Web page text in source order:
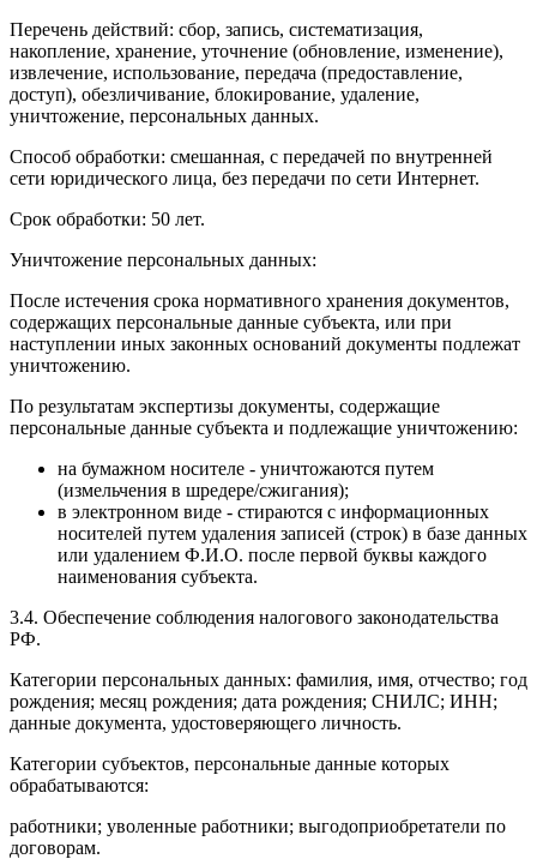
Перечень действий: сбор, запись, систематизация,
накопление, хранение, уточнение (обновление, изменение),
извлечение, использование, передача (предоставление,
доступ), обезличивание, блокирование, удаление,
уничтожение, персональных данных.
Способ обработки: смешанная, с передачей по внутренней
сети юридического лица, без передачи по сети Интернет.
Срок обработки: 50 лет.
Уничтожение персональных данных:
После истечения срока нормативного хранения документов,
содержащих персональные данные субъекта, или при
наступлении иных законных оснований документы подлежат
уничтожению.
По результатам экспертизы документы, содержащие
персональные данные субъекта и подлежащие уничтожению:
на бумажном носителе - уничтожаются путем
(измельчения в шредере/сжигания);
в электронном виде - стираются с информационных
носителей путем удаления записей (строк) в базе данных
или удалением Ф.И.О. после первой буквы каждого
наименования субъекта.
3.4. Обеспечение соблюдения налогового законодательства
РФ.
Категории персональных данных: фамилия, имя, отчество; год
рождения; месяц рождения; дата рождения; СНИЛС; ИНН;
данные документа, удостоверяющего личность.
Категории субъектов, персональные данные которых
обрабатываются:
работники; уволенные работники; выгодоприобретатели по
договорам.